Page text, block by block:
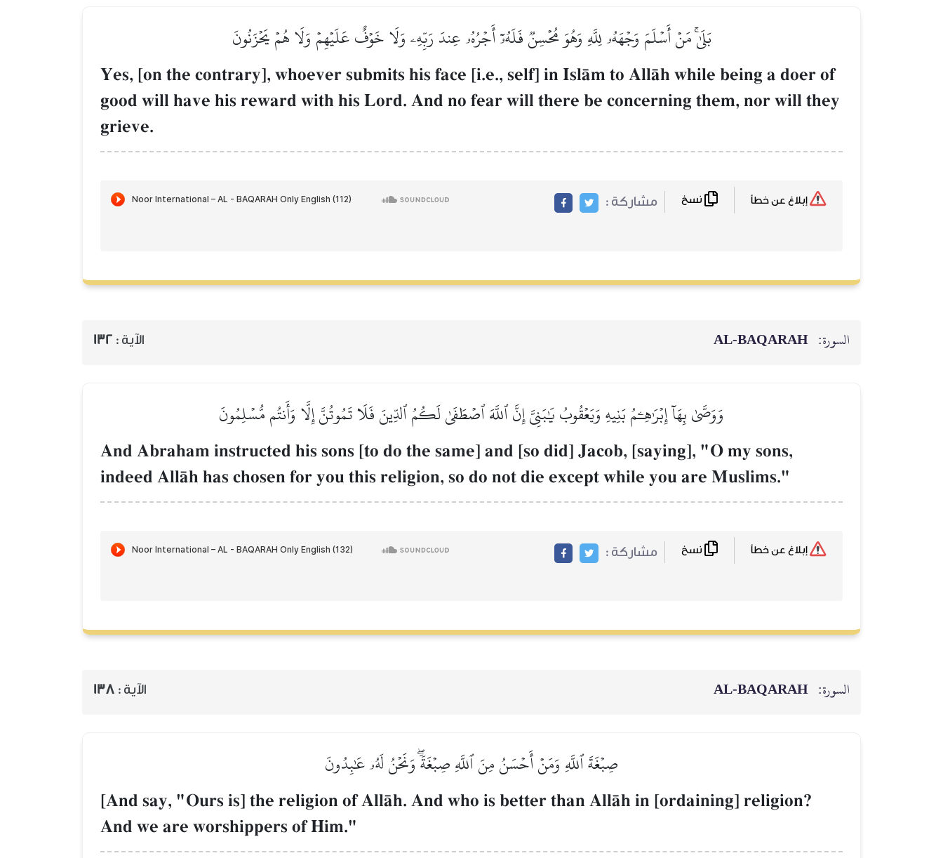
بَلَىٰۚ مَنۡ أَسۡلَمَ وَجۡهَهُۥ لِلَّهِ وَهُوَ مُحۡسِنٞ فَلَهُۥٓ أَجۡرُهُۥ عِندَ رَبِّهِۦ وَلَا خَوۡفٌ عَلَيۡهِمۡ وَلَا هُمۡ يَحۡزَنُونَ
Yes, [on the contrary], whoever submits his face [i.e., self] in IslŒm to AllŒh while being a doer of
good will have his reward with his Lord. And no fear will there be concerning them, nor will they
grieve.
مشاركة :
السورة: AL‑BAQARAH الآية : 132
وَوَصَّىٰ بِهَآ إِبۡرَٰهِـۧمُ بَنِيهِ وَيَعۡقُوبُ يَٰبَنِيَّ إِنَّ ٱللَّهَ ٱصۡطَفَىٰ لَكُمُ ٱلدِّينَ فَلَا تَمُوتُنَّ إِلَّا وَأَنتُم مُّسۡلِمُونَ
And Abraham instructed his sons [to do the same] and [so did] Jacob, [saying], "O my sons,
indeed AllŒh has chosen for you this religion, so do not die except while you are Muslims."
مشاركة :
السورة: AL‑BAQARAH الآية : 138
صِبۡغَةَ ٱللَّهِ وَمَنۡ أَحۡسَنُ مِنَ ٱللَّهِ صِبۡغَةٗۖ وَنَحۡنُ لَهُۥ عَٰبِدُونَ
[And say, "Ours is] the religion of AllŒh. And who is better than AllŒh in [ordaining] religion?
And we are worshippers of Him."